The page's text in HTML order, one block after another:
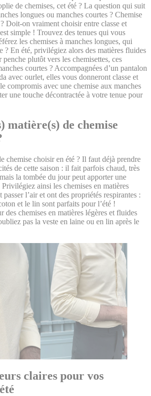
de chemises, cet été ? La question qui suit
longues ou manches courtes ? Chemise
Doit-on vraiment choisir entre classe et
simple ! Trouvez des tenues qui vous
les chemises à manches longues, qui
? En été, privilégiez alors des matières fluides
plutôt vers les chemisettes, ces
courtes ? Accompagnées d’un pantalon
avec ourlet, elles vous donneront classe et
compromis avec une chemise aux manches
une touche décontractée à votre tenue pour
matière(s) de chemise
chemise choisir en été ? Il faut déjà prendre
de cette saison : il fait parfois chaud, très
la tombée du jour peut apporter une
ainsi les chemises en matières
l’air et ont des propriétés respirantes :
et le lin sont parfaits pour l’été !
des chemises en matières légères et fluides
pas la veste en laine ou en lin après le
claires pour vos